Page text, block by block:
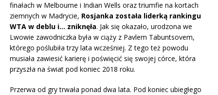
finałach w Melbourne i Indian Wells oraz triumfie na kortach
ziemnych w Madrycie, Rosjanka została liderką rankingu
WTA w deblu i… zniknęła. Jak się okazało, urodzona we
Lwowie zawodniczka była w ciąży z Pavlem Tabuntsovem,
którego poślubiła trzy lata wcześniej. Z tego też powodu
musiała zawiesić karierę i poświęcić się swojej córce, która
przyszła na świat pod koniec 2018 roku.
Przerwa od gry trwała ponad dwa lata. Pod koniec ubiegłego